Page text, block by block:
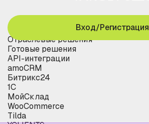
Отраслевые решения
Готовые решения
API-интеграции
amoCRM
Битрикс24
1С
МойСклад
WooCommerce
Tilda
Вход/Регистрация